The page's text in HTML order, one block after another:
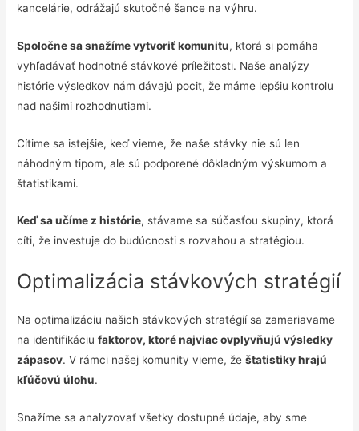
kancelárie, odrážajú skutočné šance na výhru.
Spoločne sa snažíme vytvoriť komunitu, ktorá si pomáha
vyhľadávať hodnotné stávkové príležitosti. Naše analýzy
histórie výsledkov nám dávajú pocit, že máme lepšiu kontrolu
nad našimi rozhodnutiami.
Cítime sa istejšie, keď vieme, že naše stávky nie sú len
náhodným tipom, ale sú podporené dôkladným výskumom a
štatistikami.
Keď sa učíme z histórie, stávame sa súčasťou skupiny, ktorá
cíti, že investuje do budúcnosti s rozvahou a stratégiou.
Optimalizácia stávkových stratégií
Na optimalizáciu našich stávkových stratégií sa zameriavame
na identifikáciufaktorov, ktoré najviac ovplyvňujú výsledky
zápasov. V rámci našej komunity vieme, žeštatistiky hrajú
kľúčovú úlohu.
Snažíme sa analyzovať všetky dostupné údaje, aby sme